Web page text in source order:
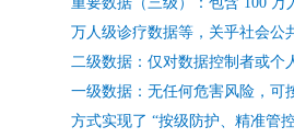
万人级诊疗数据等，关乎社会公
二级数据：仅对数据控制者或个
一级数据：无任何危害风险，可
方式实现了 “按级防护、精准管